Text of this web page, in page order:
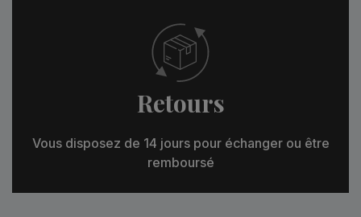
Retours
Vous disposez de 14 jours pour échanger ou être
remboursé